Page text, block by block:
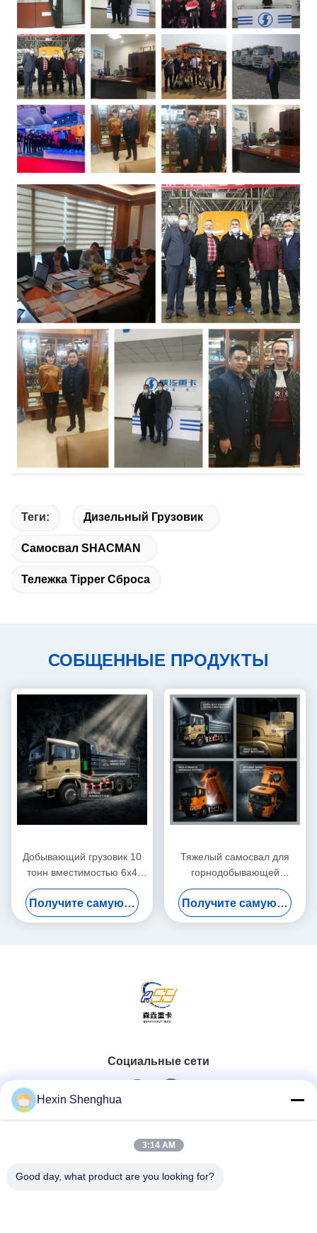
Теги: Дизельный Грузовик
Самосвал SHACMAN
Тележка Tipper Сброса
СОБЩЕННЫЕ ПРОДУКТЫ
Добывающий грузовик 10
тонн вместимостью 6х4
тяжелый двигатель Weichai
дизельный двигатель
Shacman X3000
Получите самую лучшую цену
Тяжелый самосвал для
горнодобывающей
промышленности
грузоподъемностью 20
тонн, привод 6x4,
Получите самую лучшую цену
Социальные сети
Быстрый контакт
Hexin Shenghua
3:14 AM
Good day, what product are you looking for?